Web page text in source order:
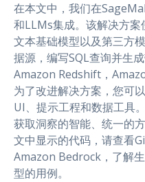
在本文中，我们在
和LLMs集成。该解决方
文本基础模型以及第三方
据源，编写SQL查询并生
Amazon Redshift，
为了改进解决方案，您可
UI、提示工程和数据工具
获取洞察的智能、统一的
文中显示的代码，请查看
Amazon Bedrock，了解
型的用例。